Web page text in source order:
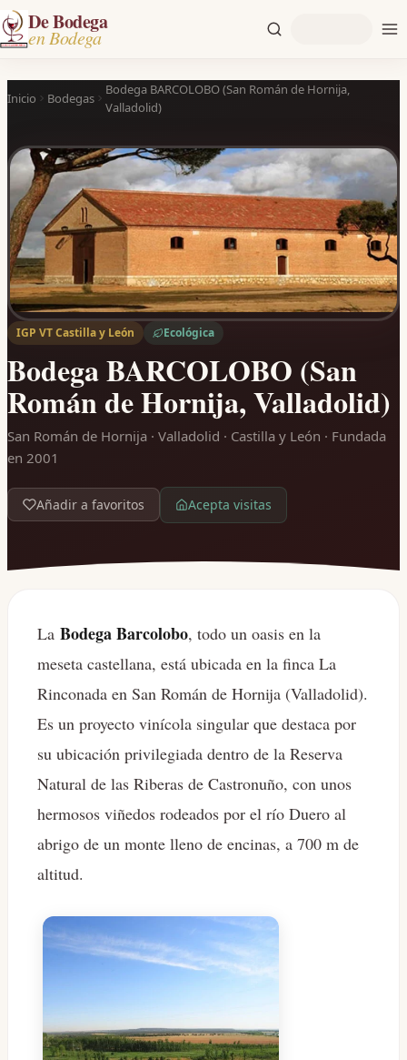
De Bodega
en Bodega
Inicio Bodegas
Bodega BARCOLOBO (San Román de Hornija,
Valladolid)
IGP VT Castilla y León Ecológica
Bodega BARCOLOBO (San
Román de Hornija, Valladolid)
San Román de Hornija · Valladolid · Castilla y León · Fundada
en 2001
Añadir a favoritos Acepta visitas
La Bodega Barcolobo, todo un oasis en la
meseta castellana, está ubicada en la finca La
Rinconada en San Román de Hornija (Valladolid).
Es un proyecto vinícola singular que destaca por
su ubicación privilegiada dentro de la Reserva
Natural de las Riberas de Castronuño, con unos
hermosos viñedos rodeados por el río Duero al
abrigo de un monte lleno de encinas, a 700 m de
altitud.